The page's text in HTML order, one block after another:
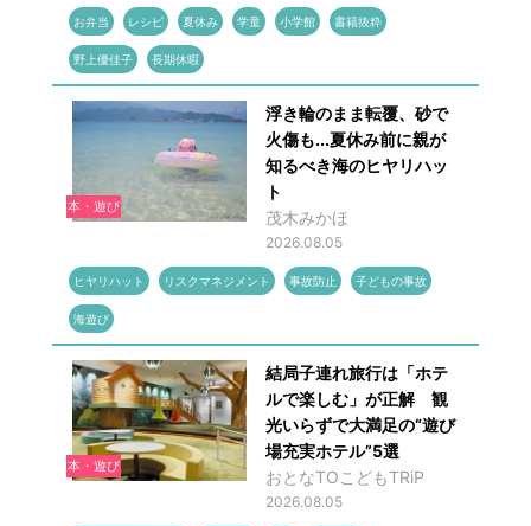
お弁当 レシピ 夏休み 学童 小学館 書籍抜粋
野上優佳子 長期休暇
本・遊び
浮き輪のまま転覆、砂で
火傷も...夏休み前に親が
知るべき海のヒヤリハッ
ト
茂木みかほ
2026.08.05
ヒヤリハット リスクマネジメント 事故防止 子どもの事故
海遊び
本・遊び
結局子連れ旅行は「ホテ
ルで楽しむ」が正解 観
光いらずで大満足の“遊び
場充実ホテル”5選
おとなTOこどもTRiP
2026.08.05